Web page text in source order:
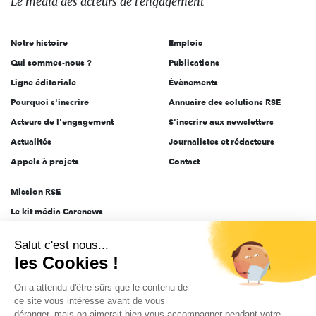
l'engagement
Notre histoire
Qui sommes-nous ?
Ligne éditoriale
Pourquoi s'inscrire
Acteurs de l'engagement
Actualités
Appels à projets
Emplois
Publications
Évènements
Annuaire des solutions RSE
S'inscrire aux newsletters
Journalistes et rédacteurs
Contact
Mission RSE
Le kit média Carenews
AEF info
Novethic
PRODURABLE
Inclusiv Day
Salut c'est nous...
les Cookies !
On a attendu d'être sûrs que le contenu de
ce site vous intéresse avant de vous
déranger, mais on aimerait bien vous accompagner pendant votre